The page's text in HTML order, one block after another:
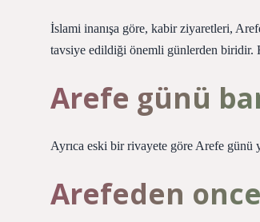
İslami inanışa göre, kabir ziyaretleri,
tavsiye edildiği önemli günlerden biridir.
Arefe günü
Ayrıca eski bir rivayete göre Arefe günü
Arefeden